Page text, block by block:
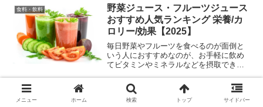
たソースです。また、料理が簡単になる
だけではなく、缶詰や瓶詰などの場合に
は長期間の保存も可能で衝撃などにも強
いですから、万が一の災害時の保存
食料・飲料
野菜ジュース・フルーツジュース
おすすめ人気ランキング 栄養/カ
ロリー/効果【2025】
毎日野菜やフルーツを食べるのが面倒と
いう人におすすめなのが、お手軽に飲め
てビタミンやミネラルなどを摂取できる
また、健康や美容に気を付けている人
も、飲み物を野菜ジュースやフルーツジ
ュースにすることによって、健康を維持
メニュー ホーム 検索 トップ サイドバー